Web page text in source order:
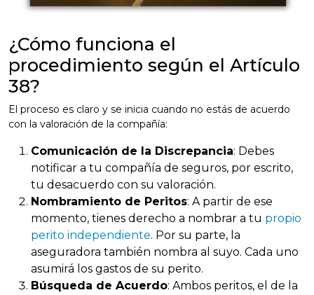
¿Cómo funciona el
procedimiento según el Artículo
38?
El proceso es claro y se inicia cuando no estás de acuerdo
con la valoración de la compañía:
Comunicación de la Discrepancia: Debes
notificar a tu compañía de seguros, por escrito,
tu desacuerdo con su valoración.
Nombramiento de Peritos: A partir de ese
momento, tienes derecho a nombrar a tu propio
perito independiente. Por su parte, la
aseguradora también nombra al suyo. Cada uno
asumirá los gastos de su perito.
Búsqueda de Acuerdo: Ambos peritos, el de la